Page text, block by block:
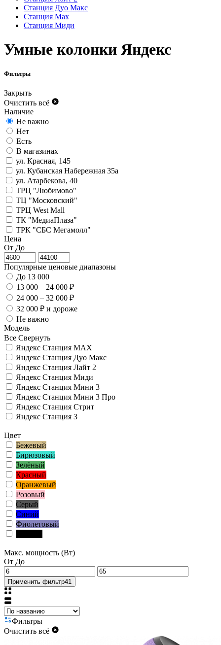
Станция Дуо Макс
Станция Max
Станция Миди
Умные колонки Яндекс
Фильтры
Закрыть
Очистить всё
Наличие
Не важно
Нет
Есть
В магазинах
ул. Красная, 145
ул. Кубанская Набережная 35а
ул. Атарбекова, 40
ТРЦ "Любимово"
ТЦ "Московский"
ТРЦ West Mall
ТК "МедиаПлаза"
ТРК "СБС Мегамолл"
Цена
От До
Популярные ценовые диапазоны
До 13 000
13 000 – 24 000 ₽
24 000 – 32 000 ₽
32 000 ₽ и дороже
Не важно
Модель
Все Свернуть
Яндекс Станция MAX
Яндекс Станция Дуо Макс
Яндекс Станция Лайт 2
Яндекс Станция Миди
Яндекс Станция Мини 3
Яндекс Станция Мини 3 Про
Яндекс Станция Стрит
Яндекс Станция 3
Цвет
Бежевый
Бирюзовый
Зелёный
Красный
Оранжевый
Розовый
Серый
Синий
Фиолетовый
Макс. мощность (Вт)
От До
Применить фильтр41
Фильтры
Очистить всё